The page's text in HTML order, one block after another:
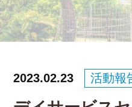
2023.02.23 活動報